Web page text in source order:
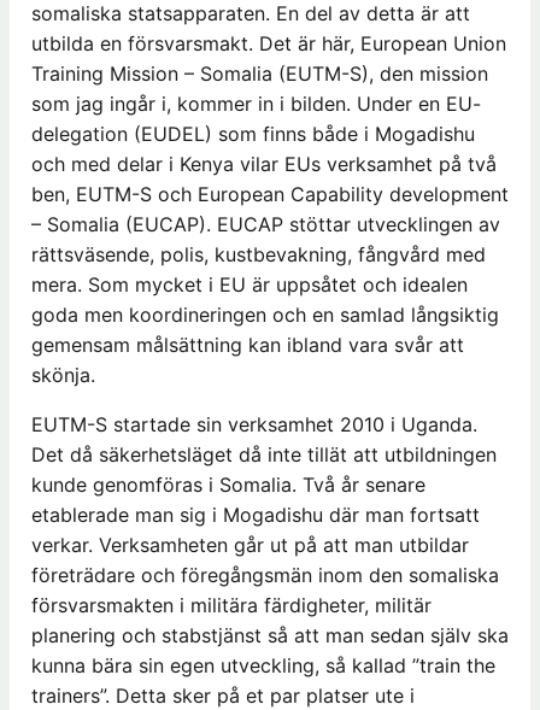
somaliska statsapparaten. En del av detta är att
utbilda en försvarsmakt. Det är här, European Union
Training Mission – Somalia (EUTM-S), den mission
som jag ingår i, kommer in i bilden. Under en EU-
delegation (EUDEL) som finns både i Mogadishu
och med delar i Kenya vilar EUs verksamhet på två
ben, EUTM-S och European Capability development
– Somalia (EUCAP). EUCAP stöttar utvecklingen av
rättsväsende, polis, kustbevakning, fångvård med
mera. Som mycket i EU är uppsåtet och idealen
goda men koordineringen och en samlad långsiktig
gemensam målsättning kan ibland vara svår att
skönja.
EUTM-S startade sin verksamhet 2010 i Uganda.
Det då säkerhetsläget då inte tillät att utbildningen
kunde genomföras i Somalia. Två år senare
etablerade man sig i Mogadishu där man fortsatt
verkar. Verksamheten går ut på att man utbildar
företrädare och föregångsmän inom den somaliska
försvarsmakten i militära färdigheter, militär
planering och stabstjänst så att man sedan själv ska
kunna bära sin egen utveckling, så kallad ”train the
trainers”. Detta sker på et par platser ute i